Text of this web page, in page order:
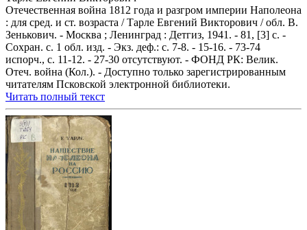
Отечественная война 1812 года и разгром империи Наполеона
: для сред. и ст. возраста / Тарле Евгений Викторович / обл. В.
Зенькович. - Москва ; Ленинград : Детгиз, 1941. - 81, [3] с. -
Сохран. с. 1 обл. изд. - Экз. деф.: с. 7-8. - 15-16. - 73-74
испорч., с. 11-12. - 27-30 отсутствуют. - ФОНД РК: Велик.
Отеч. война (Кол.). - Доступно только зарегистрированным
читателям Псковской электронной библиотеки.
Читать полный текст